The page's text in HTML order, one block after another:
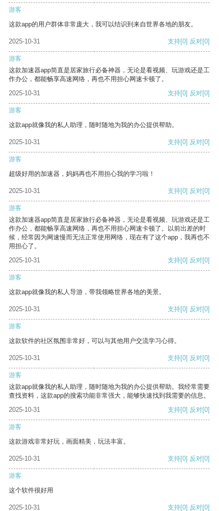
游客
这款app的用户群体非常庞大，我可以结识到来自世界各地的朋友。
2025-10-31 支持[0] 反对[0]
游客
这款加速器app简直是居家旅行必备神器，无论是看视频、玩游戏还是工
作办公，都能畅享高速网络，再也不用担心网速卡顿了。
2025-10-31
支持[0] 反对[0]
游客
这款app就像我的私人助理，随时随地为我的办公提供帮助。
2025-10-31 支持[0] 反对[0]
游客
超级好用的加速器，妈妈再也不用担心我的学习啦！
2025-10-31 支持[0] 反对[0]
游客
这款加速器app简直是居家旅行必备神器，无论是看视频、玩游戏还是工
作办公，都能畅享高速网络，再也不用担心网速卡顿了。以前出差的时
候，经常因为网速慢而无法正常使用网络，现在有了这个app，我再也不
用担心了。
2025-10-31
支持[0] 反对[0]
游客
这款app就像我的私人导游，带我领略世界各地的美景。
2025-10-31 支持[0] 反对[0]
游客
这款软件的社区氛围非常好，可以与其他用户交流学习心得。
2025-10-31 支持[0] 反对[0]
游客
这款app就像我的私人助理，随时随地为我的办公提供帮助。我经常需要
查找资料，这款app的搜索功能非常强大，能够快速找到我需要的信息。
2025-10-31
支持[0] 反对[0]
游客
这款游戏非常好玩，画面精美，玩法丰富。
2025-10-31 支持[0] 反对[0]
游客
这个软件很好用
2025-10-31 支持[0] 反对[0]